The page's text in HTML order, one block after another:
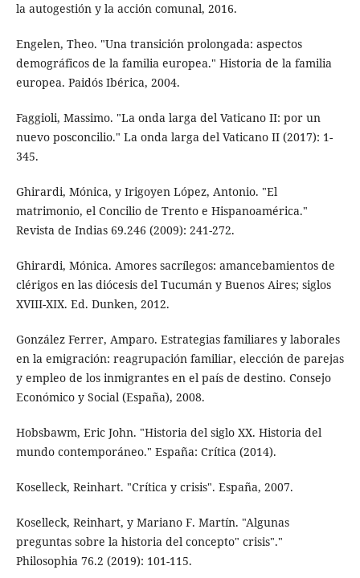
la autogestión y la acción comunal, 2016.
Engelen, Theo. "Una transición prolongada: aspectos
demográficos de la familia europea." Historia de la familia
europea. Paidós Ibérica, 2004.
Faggioli, Massimo. "La onda larga del Vaticano II: por un
nuevo posconcilio." La onda larga del Vaticano II (2017): 1-
345.
Ghirardi, Mónica, y Irigoyen López, Antonio. "El
matrimonio, el Concilio de Trento e Hispanoamérica."
Revista de Indias 69.246 (2009): 241-272.
Ghirardi, Mónica. Amores sacrílegos: amancebamientos de
clérigos en las diócesis del Tucumán y Buenos Aires; siglos
XVIII-XIX. Ed. Dunken, 2012.
González Ferrer, Amparo. Estrategias familiares y laborales
en la emigración: reagrupación familiar, elección de parejas
y empleo de los inmigrantes en el país de destino. Consejo
Económico y Social (España), 2008.
Hobsbawm, Eric John. "Historia del siglo XX. Historia del
mundo contemporáneo." España: Crítica (2014).
Koselleck, Reinhart. "Crítica y crisis". España, 2007.
Koselleck, Reinhart, y Mariano F. Martín. "Algunas
preguntas sobre la historia del concepto" crisis"."
Philosophia 76.2 (2019): 101-115.